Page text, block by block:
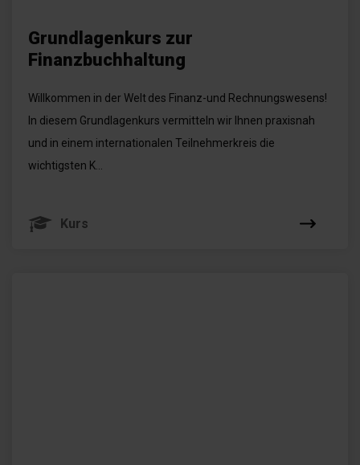
Grundlagenkurs zur
Finanzbuchhaltung
Willkommen in der Welt des Finanz-und Rechnungswesens!
In diesem Grundlagenkurs vermitteln wir Ihnen praxisnah
und in einem internationalen Teilnehmerkreis die
wichtigsten K...
Kurs